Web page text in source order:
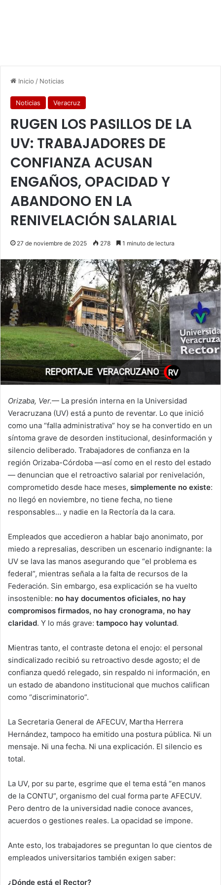
Inicio / Noticias
Noticias Veracruz
RUGEN LOS PASILLOS DE LA
UV: TRABAJADORES DE
CONFIANZA ACUSAN
ENGAÑOS, OPACIDAD Y
ABANDONO EN LA
RENIVELACIÓN SALARIAL
27 de noviembre de 2025 278 1 minuto de lectura
Orizaba, Ver.— La presión interna en la Universidad
Veracruzana (UV) está a punto de reventar. Lo que inició
como una “falla administrativa” hoy se ha convertido en un
síntoma grave de desorden institucional, desinformación y
silencio deliberado. Trabajadores de confianza en la
región Orizaba-Córdoba —así como en el resto del estado
— denuncian que el retroactivo salarial por renivelación,
comprometido desde hace meses, simplemente no existe:
no llegó en noviembre, no tiene fecha, no tiene
responsables… y nadie en la Rectoría da la cara.
Empleados que accedieron a hablar bajo anonimato, por
miedo a represalias, describen un escenario indignante: la
UV se lava las manos asegurando que “el problema es
federal”, mientras señala a la falta de recursos de la
Federación. Sin embargo, esa explicación se ha vuelto
insostenible: no hay documentos oficiales, no hay
compromisos firmados, no hay cronograma, no hay
claridad. Y lo más grave: tampoco hay voluntad.
Mientras tanto, el contraste detona el enojo: el personal
sindicalizado recibió su retroactivo desde agosto; el de
confianza quedó relegado, sin respaldo ni información, en
un estado de abandono institucional que muchos califican
como “discriminatorio”.
La Secretaria General de AFECUV, Martha Herrera
Hernández, tampoco ha emitido una postura pública. Ni un
mensaje. Ni una fecha. Ni una explicación. El silencio es
total.
La UV, por su parte, esgrime que el tema está “en manos
de la CONTU”, organismo del cual forma parte AFECUV.
Pero dentro de la universidad nadie conoce avances,
acuerdos o gestiones reales. La opacidad se impone.
Ante esto, los trabajadores se preguntan lo que cientos de
empleados universitarios también exigen saber:
¿Dónde está el Rector?